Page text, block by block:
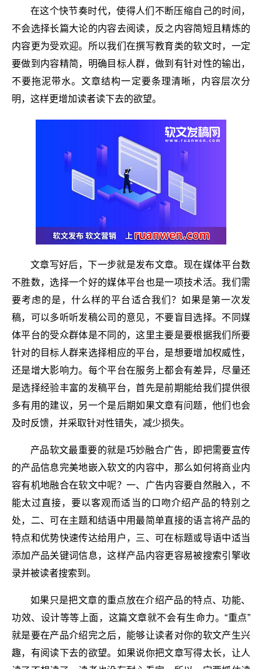
在这个快节奏时代，使得人们不断压缩自己的时间，
不会选择长篇大论的内容去阅读，反之内容简短且精炼的
内容更为受欢迎。所以我们在撰写教育类的软文时，一定
要做到内容精简，明确目标人群，做到有针对性的输出，
不要拖泥带水。文章结构一定要条理清晰，内容层次分
明，这样更增加读者读下去的欲望。
文章写好后，下一步就是发布文章。现在媒体平台数
不胜数，选择一个好的媒体平台也是一项技术活。我们需
要考虑的是，什么样的平台适合我们？如果是第一次发
稿，可以多听听发稿公司的意见，不要盲目选择。不同媒
体平台的受众群体是不同的，这里主要是要根据我们所要
针对的目标人群来选择相应的平台，是想要增加权威性，
还是增大影响力。每个平台在服务上都会有差异，尽量还
是选择经验丰富的发稿平台，首先是前期能给我们提供很
多有用的建议，另一个是后期如果文章有问题，他们也会
及时反馈，并采取针对性错失，减少损失。
产品软文最重要的就是巧妙融合广告，即把需要宣传
的产品信息完美地嵌入软文的内容中，那么如何将商业内
容有机地融合在软文中呢？一、广告内容要自然融入，不
能太过直接，要以客观而适当的口吻介绍产品的特别之
处，二、可在主题和结语中用最简单直接的语言将产品的
特点和优势快速传达给用户，三、可在标题或导语中适当
添加产品关键词信息，这样产品内容更容易被搜索引擎收
录并被读者搜索到。
如果只是把文章的重点放在介绍产品的特点、功能、
功效、设计等等上面，这篇文章就不会有生命力。“重点”
就是要在产品介绍完之后，能够让读者对你的软文产生兴
趣，有阅读下去的欲望。如果说你把文章写得太长，让人